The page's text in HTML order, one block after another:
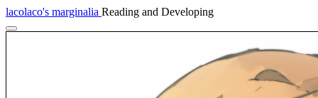
lacolaco's marginalia Reading and Developing